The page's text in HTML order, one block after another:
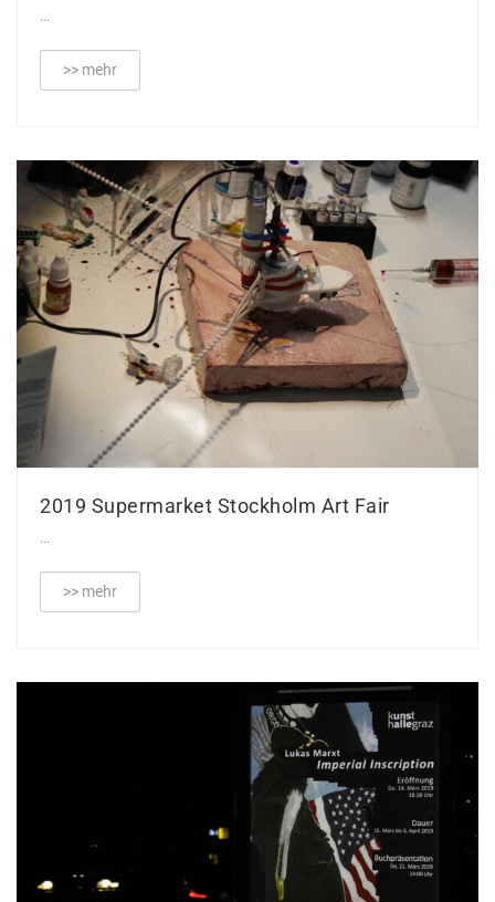
…
>> mehr
2019 Supermarket Stockholm Art Fair
…
>> mehr